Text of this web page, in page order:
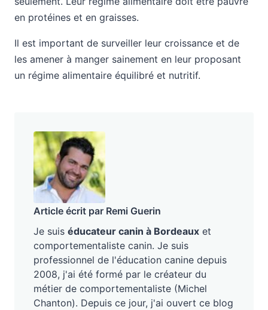
en protéines et en graisses.
Il est important de surveiller leur croissance et de
les amener à manger sainement en leur proposant
un régime alimentaire équilibré et nutritif.
Article écrit par Remi Guerin
Je suis éducateur canin à Bordeaux et
comportementaliste canin. Je suis
professionnel de l'éducation canine depuis
2008, j'ai été formé par le créateur du
métier de comportementaliste (Michel
Chanton). Depuis ce jour, j'ai ouvert ce blog